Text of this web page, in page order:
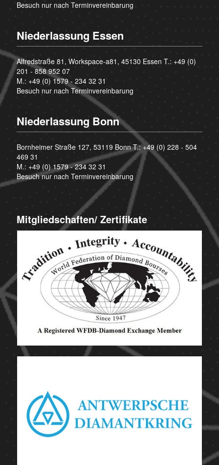
Besuch nur nach Terminvereinbarung
Niederlassung Essen
Alfredstraße 81, Workspace-a81, 45130 Essen T.: +49 (0)
201 - 858 952 07
M.: +49 (0) 1579 - 234 32 31
Besuch nur nach Terminvereinbarung
Niederlassung Bonn
Bornheimer Straße 127, 53119 Bonn T.:+49 (0) 228 - 504
469 31
M.: +49 (0) 1579 - 234 32 31
Besuch nur nach Terminvereinbarung
Mitgliedschaften/ Zertifikate